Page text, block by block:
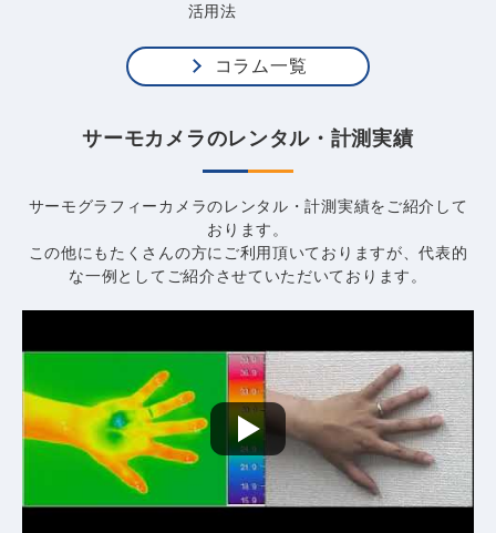
活用法
コラム一覧
サーモカメラのレンタル・計測実績
サーモグラフィーカメラのレンタル・計測実績をご紹介して
おります。
この他にもたくさんの方にご利用頂いておりますが、代表的
な一例として ご紹介させていただいております。